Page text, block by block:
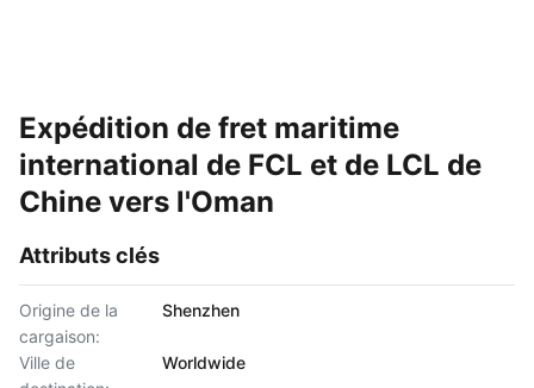
Expédition de fret maritime
international de FCL et de LCL de
Chine vers l'Oman
Attributs clés
Origine de la
cargaison:
Shenzhen
Ville de
Worldwide